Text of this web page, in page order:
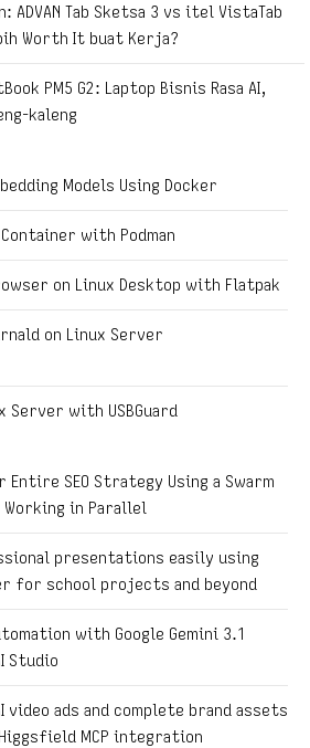
ADVAN Tab Sketsa 3 vs itel VistaTab
Worth It buat Kerja?
PM5 G2: Laptop Bisnis Rasa AI,
kaleng
Models Using Docker
with Podman
on Linux Desktop with Flatpak
on Linux Server
Server with USBGuard
Entire SEO Strategy Using a Swarm
Working in Parallel
presentations easily using
for school projects and beyond
with Google Gemini 3.1
Studio
ads and complete brand assets
MCP integration